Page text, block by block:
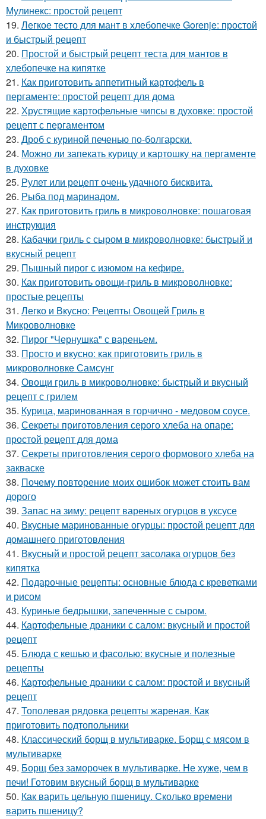
Мулинекс: простой рецепт
19. Легкое тесто для мант в хлебопечке Gorenje: простой
и быстрый рецепт
20. Простой и быстрый рецепт теста для мантов в
хлебопечке на кипятке
21. Как приготовить аппетитный картофель в
пергаменте: простой рецепт для дома
22. Хрустящие картофельные чипсы в духовке: простой
рецепт с пергаментом
23. Дроб с куриной печенью по-болгарски.
24. Можно ли запекать курицу и картошку на пергаменте
в духовке
25. Рулет или рецепт очень удачного бисквита.
26. Рыба под маринадом.
27. Как приготовить гриль в микроволновке: пошаговая
инструкция
28. Кабачки гриль с сыром в микроволновке: быстрый и
вкусный рецепт
29. Пышный пирог с изюмом на кефире.
30. Как приготовить овощи-гриль в микроволновке:
простые рецепты
31. Легко и Вкусно: Рецепты Овощей Гриль в
Микроволновке
32. Пирог "Чернушка" с вареньем.
33. Просто и вкусно: как приготовить гриль в
микроволновке Самсунг
34. Овощи гриль в микроволновке: быстрый и вкусный
рецепт с грилем
35. Курица, маринованная в горчично - медовом соусе.
36. Секреты приготовления серого хлеба на опаре:
простой рецепт для дома
37. Секреты приготовления серого формового хлеба на
закваске
38. Почему повторение моих ошибок может стоить вам
дорого
39. Запас на зиму: рецепт вареных огурцов в уксусе
40. Вкусные маринованные огурцы: простой рецепт для
домашнего приготовления
41. Вкусный и простой рецепт засолака огурцов без
кипятка
42. Подарочные рецепты: основные блюда с креветками
и рисом
43. Куриные бедрышки, запеченные с сыром.
44. Картофельные драники с салом: вкусный и простой
рецепт
45. Блюда с кешью и фасолью: вкусные и полезные
рецепты
46. Картофельные драники с салом: простой и вкусный
рецепт
47. Тополевая рядовка рецепты жареная. Как
приготовить подтопольники
48. Классический борщ в мультиварке. Борщ с мясом в
мультиварке
49. Борщ без заморочек в мультиварке. Не хуже, чем в
печи! Готовим вкусный борщ в мультиварке
50. Как варить цельную пшеницу. Сколько времени
варить пшеницу?